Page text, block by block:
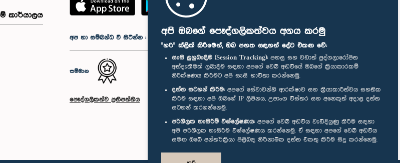
අපි ඔබගේ පෞද්ගලිකත්වය අගය කරමු
"හරි" ක්ලික් කිරීමෙන්, ඔබ පහත සඳහන් දේට එකඟ වේ:
සැසි ලුහුබැඳීම (Session Tracking): පහසු සහ වඩාත් පුද්ගලාරෝපිත
අත්දැකීමක් ලබාදීම සඳහා අපගේ වෙබ් අඩවියේ ඔබගේ ක්‍රියාකාරකම්
නිරීක්ෂණය කිරීමට අපි සැසි භාවිතා කරන්නෙමු.
දත්ත සටහන් කිරීම: අපගේ සේවාවන්හි ආරක්ෂාව සහ ක්‍රියාකාරීත්වය සහතික
කිරීම සඳහා අපි ඔබගේ IP ලිපිනය, උපාංග විස්තර සහ අනෙකුත් අදාළ දත්ත
සටහන් කරගන්නෙමු.
පරිශීලක හැසිරීම් විශ්ලේෂණය: අපගේ වෙබ් අඩවිය වැඩිදියුණු කිරීම සඳහා
අපි පරිශීලක හැසිරීම විශ්ලේෂණය කරන්නෙමු. ඒ සඳහා අපගේ වෙබ් අඩවිය
සමඟ ඔබේ අන්තර්ක්‍රියා පිළිබඳ නිර්නාමික දත්ත එකතු කිරීම සිදු කරන්නෙමු.
කාර්යාලය
අප හා සම්බන්ධ වී සිටින්න :
සම්මාන
පෞද්ගලිකත්ව ප්‍රතිපත්තිය